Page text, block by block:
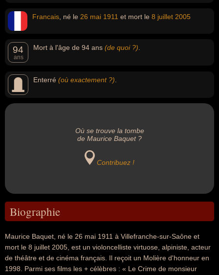
Francais , né le 26 mai 1911 et mort le 8 juillet 2005
94
ans
Mort à l'âge de 94 ans (de quoi ?)
Enterré (où exactement ?)
Où se trouve la tombe
de Maurice Baquet ?
Contribuez !
Biographie
Maurice Baquet, né le 26 mai 1911 à Villefranche-sur-Saône et
mort le 8 juillet 2005, est un violoncelliste virtuose, alpiniste, acteur
de théâtre et de cinéma français. Il reçoit un Molière d'honneur en
1998. Parmi ses films les + célèbres : « Le Crime de monsieur